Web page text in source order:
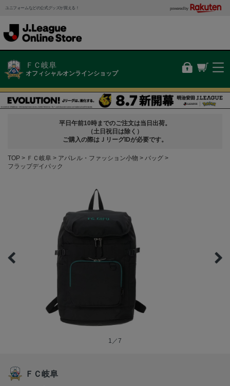
ユニフォームなどの公式グッズが買える！ powered by
ＦＣ岐阜
オフィシャルオンラインショップ
平日午前10時までのご注文は当日出荷。
（土日祝日は除く）
ご購入の際はＪリーグIDが必要です。
TOP ＦＣ岐阜 アパレル・ファッション小物
バッグ
フラップデイパック
1／7
ＦＣ岐阜